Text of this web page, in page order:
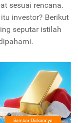
sesuai rencana.
investor? Berikut
seputar istilah